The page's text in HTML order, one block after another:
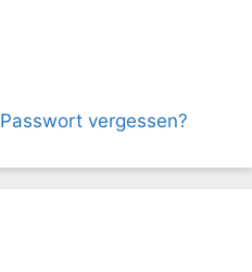
Passwort vergessen?